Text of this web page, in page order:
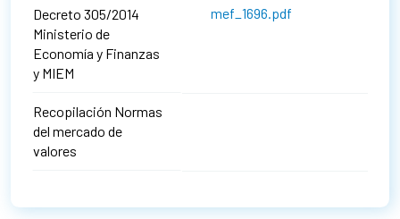
Decreto 305/2014
Ministerio de
Economía y Finanzas
y MIEM
mef_1696.pdf
Recopilación Normas
del mercado de
valores